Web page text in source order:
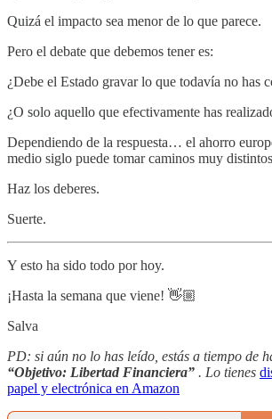
Quizá el impacto sea menor de lo que parece.
Pero el debate que debemos tener es:
¿Debe el Estado gravar lo que todavía no has
¿O solo aquello que efectivamente has
Dependiendo de la respuesta… el ahorro
medio siglo puede tomar caminos muy
Haz los deberes.
Suerte.
Y esto ha sido todo por hoy.
¡Hasta la semana que viene! 👋🏼
Salva
PD: si aún no lo has leído, estás a tiempo de
“Objetivo: Libertad Financiera” . Lo tienes
papel y electrónica en Amazon